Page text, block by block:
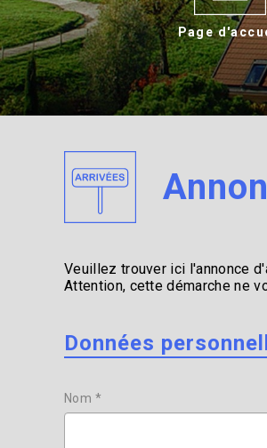
Page
Veuillez trouver ici l'annonce
Attention, cette démarche ne
Données
Nom *